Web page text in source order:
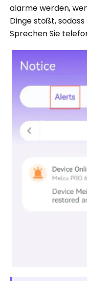
alarme werden,
Dinge stößt,
Sprechen Sie